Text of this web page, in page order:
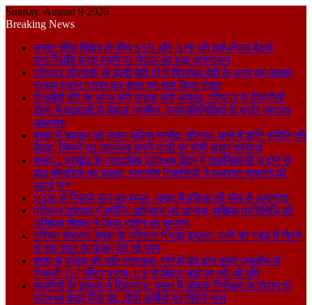
Sunday, August 9 2026
Breaking News
सुस्ता सीमा विवाद के बीच SSB और APF की हाई-लेवल बैठक,
यथास्थिति बनाए रखने पर नेपाल का बड़ा आश्वासन
पतिलार सीएचसी के हेल्दी बेबी शो में प्रियंका देवी के लाल का जलवा,
प्रथम स्थान प्राप्त कर क्षेत्र का नाम किया रोशन
वीआईपी दौरे के समय बनी सड़क बनी आफत, पतिलार के मिश्रौली
टोला में बदहाली से बेहाल ग्रामीण, जनप्रतिनिधियों के प्रति गहराया
आक्रोश
बगहा में चहलूम को लेकर पुलिस मुस्तैद: चौतरवा थाने में शांति समिति की
बैठक, नियमों का उल्लंघन करने वालों पर होगी सख्त कार्रवाई
बगहा-1 प्रखंड के प्राथमिक स्वास्थ्य केंद्र में जलनिकासी न होने से
बढ़ा बीमारियों का खतरा, स्थानीय निवासियों ने व्यवस्था सुधारने की
उठाई मांग।
VTR से निकले बाघ का हमला, बगहा में महिला की मौत से आक्रोश
पतिलार पंचायत में फॉगिंग अभियान का आगाज, मुखिया प्रतिनिधि डॉ.
अभिषेक मिश्रा ने किया मशीन का शुभारंभ
पश्चिम चंपारण: बगहा के पतिलार में बड़ा हादसा, पानी भरे गड्ढे में गिरने
से एक साल के मासूम की गई जान
बगहा में पुलिस की बड़ी स्ट्राइक: मरीजों को ढोने वाली एम्बुलेंस से
निकली 157 लीटर शराब, UP से बिहार लाई जा रही थी खेप
ग्रामीणों के इलाज से खिलवाड़: बगहा में औचक निरीक्षण के दौरान दो
स्वास्थ्य केंद्र मिले बंद, दोषी कर्मियों पर गिरेगी गाज